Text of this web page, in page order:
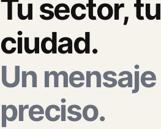
Tu sector, tu
ciudad.
Un mensaje
preciso.